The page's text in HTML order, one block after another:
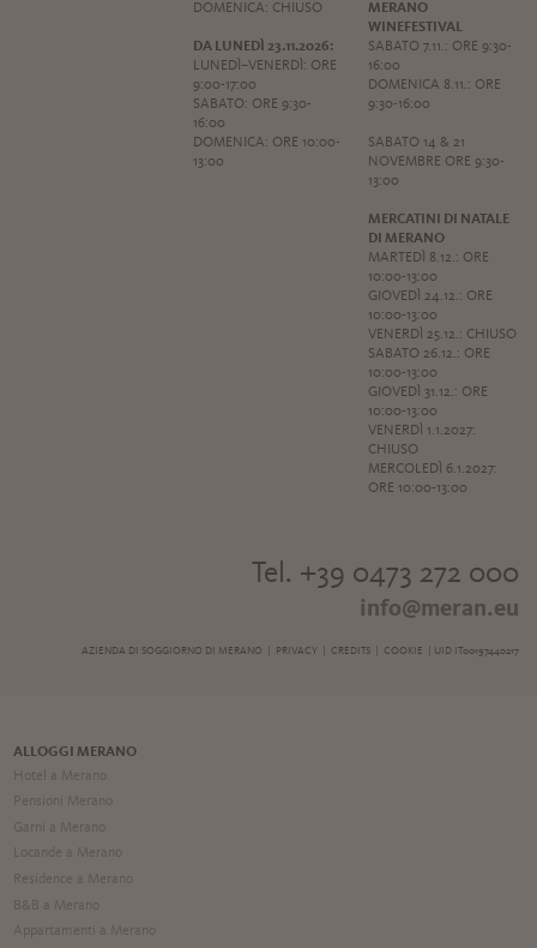
DOMENICA: CHIUSO
DA LUNEDÌ 23.11.2026:
LUNEDÌ–VENERDÌ: ORE
9:00-17:00
SABATO: ORE 9:30-
16:00
DOMENICA: ORE 10:00-
13:00
MERANO
WINEFESTIVAL
SABATO 7.11.: ORE 9:30-
16:00
DOMENICA 8.11.: ORE
9:30-16:00
SABATO 14 & 21
NOVEMBRE ORE 9:30-
13:00
MERCATINI DI NATALE
DI MERANO
MARTEDÌ 8.12.: ORE
10:00-13:00
GIOVEDÌ 24.12.: ORE
10:00-13:00
VENERDÌ 25.12.: CHIUSO
SABATO 26.12.: ORE
10:00-13:00
GIOVEDÌ 31.12.: ORE
10:00-13:00
VENERDÌ 1.1.2027:
CHIUSO
MERCOLEDÌ 6.1.2027:
ORE 10:00-13:00
Tel. +39 0473 272 000
info@meran.eu
AZIENDA DI SOGGIORNO DI MERANO | PRIVACY| CREDITS| COOKIE | UID IT00197440217
ALLOGGI MERANO
Hotel a Merano
Pensioni Merano
Garni a Merano
Locande a Merano
Residence a Merano
B&B a Merano
Appartamenti a Merano